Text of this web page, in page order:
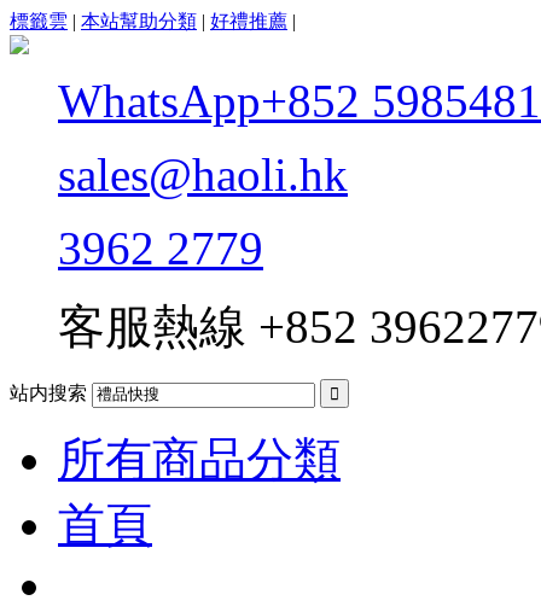
標籤雲 | 本站幫助分類 | 好禮推薦 |
WhatsApp+852
sales@haoli.hk
3962 2779
客服熱線 +852
站内搜索 
所有商品分類
首頁